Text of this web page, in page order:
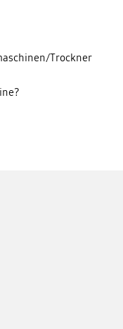
Trockner